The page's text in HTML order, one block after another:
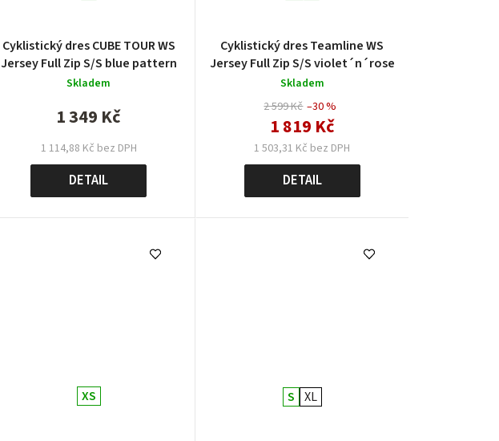
Cyklistický dres CUBE TOUR WS
Jersey Full Zip S/S blue pattern
Skladem
1 114,88 Kč bez DPH
1 349 Kč
DETAIL
Cyklistický dres Teamline WS
Jersey Full Zip S/S violet´n´rose
Skladem
2 599 Kč
1 503,31 Kč bez DPH
1 819 Kč
–30 %
DETAIL
XS S XL